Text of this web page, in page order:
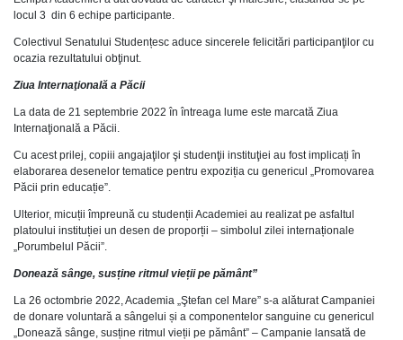
locul 3 din 6 echipe participante.
Colectivul Senatului Studențesc aduce sincerele felicitări participanţilor cu
ocazia rezultatului obţinut.
Ziua Internaţională a Păcii
La data de 21 septembrie 2022 în întreaga lume este marcată Ziua
Internaţională a Păcii.
Cu acest prilej, copiii angajaţilor şi studenţii instituţiei au fost implicați în
elaborarea desenelor tematice pentru expoziția cu genericul „Promovarea
Păcii prin educație”.
Ulterior, micuții împreună cu studenții Academiei au realizat pe asfaltul
platoului instituției un desen de proporții – simbolul zilei internaționale
„Porumbelul Păcii”.
Donează sânge, susține ritmul vieții pe pământ”
La 26 octombrie 2022, Academia „Ştefan cel Mare” s-a alăturat Campaniei
de donare voluntară a sângelui și a componentelor sanguine cu genericul
„Donează sânge, susține ritmul vieții pe pământ” – Campanie lansată de